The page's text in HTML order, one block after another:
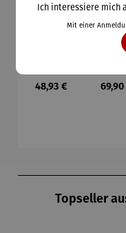
len rund -
Ø 80 cm
Regulärer Preis:
48,93 €
rund Ø
Topseller
Ich interessiere mich
Mit einer